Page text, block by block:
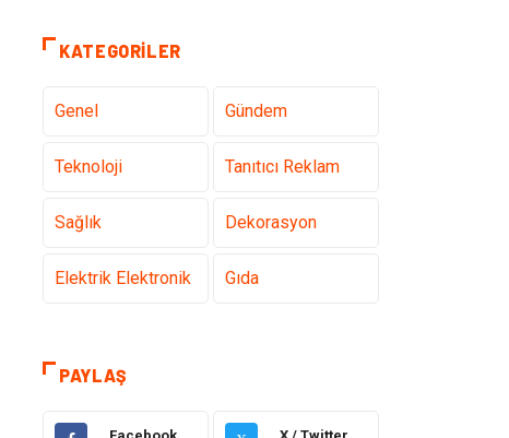
KATEGORILER
Genel Gündem
Teknoloji Tanıtıcı Reklam
Sağlık Dekorasyon
Elektrik Elektronik Gıda
PAYLAŞ